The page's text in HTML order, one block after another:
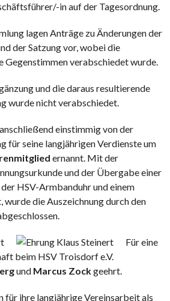
in auf der Tagesordnung.
lagen Anträge zu Änderungen der
der Satzung vor, wobei die
Gegenstimmen verabschiedet wurde.
und die daraus resultierende
wurde nicht verabschiedet.
einstimmig von der
für seine langjährigen Verdienste um
ernannt. Mit der
und der Übergabe einer
HSV-Armbanduhr und einem
wurde die Auszeichnung durch den
Für eine
beim HSV Troisdorf e.V.
und Marcus Zockgeehrt.
für ihre langjährige Vereinsarbeit als